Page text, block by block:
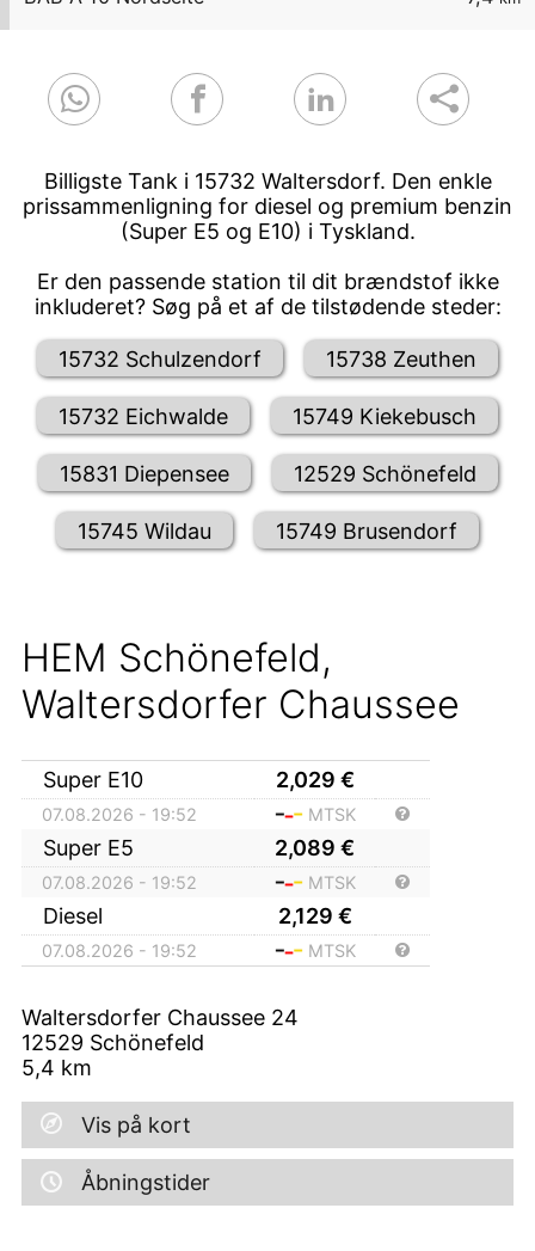
Billigste Tank i 15732 Waltersdorf. Den enkle
prissammenligning for diesel og premium benzin
(Super E5 og E10) i Tyskland.
Er den passende station til dit brændstof ikke
inkluderet? Søg på et af de tilstødende steder:
15732 Schulzendorf 15738 Zeuthen
15732 Eichwalde 15749 Kiekebusch
15831 Diepensee 12529 Schönefeld
15745 Wildau 15749 Brusendorf
HEM Schönefeld,
Waltersdorfer Chaussee
Super E10 2,029 €
07.08.2026 - 19:52 MTSK
Super E5 2,089 €
07.08.2026 - 19:52 MTSK
Diesel 2,129 €
07.08.2026 - 19:52 MTSK
Waltersdorfer Chaussee 24
12529 Schönefeld
5,4 km
Vis på kort
Åbningstider